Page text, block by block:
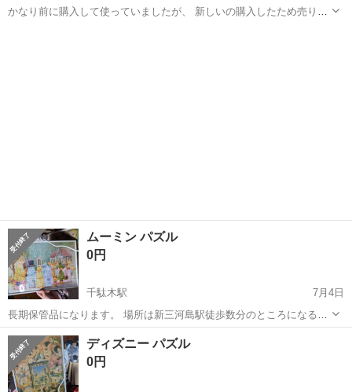
かなり前に購入して使っていましたが、 新しいの購入したため売りに
ムーミン パズル
0円
千駄木駅
7月4日
長期保管品になります。 場所は新三河島駅徒歩数分のところになる可
能性があります。
東京 文京区 千駄木駅 パズル
ディズニー パズル
0円